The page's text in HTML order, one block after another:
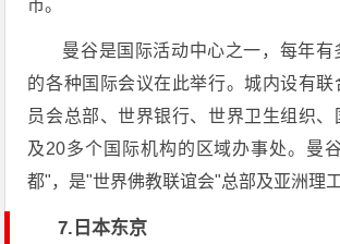
市。
曼谷是国际活动中心之一，每年有
的各种国际会议在此举行。城内设有
员会总部、世界银行、世界卫生组织、
及20多个国际机构的区域办事处。曼
都"，是"世界佛教联谊会"总部及亚洲理
7.日本东京